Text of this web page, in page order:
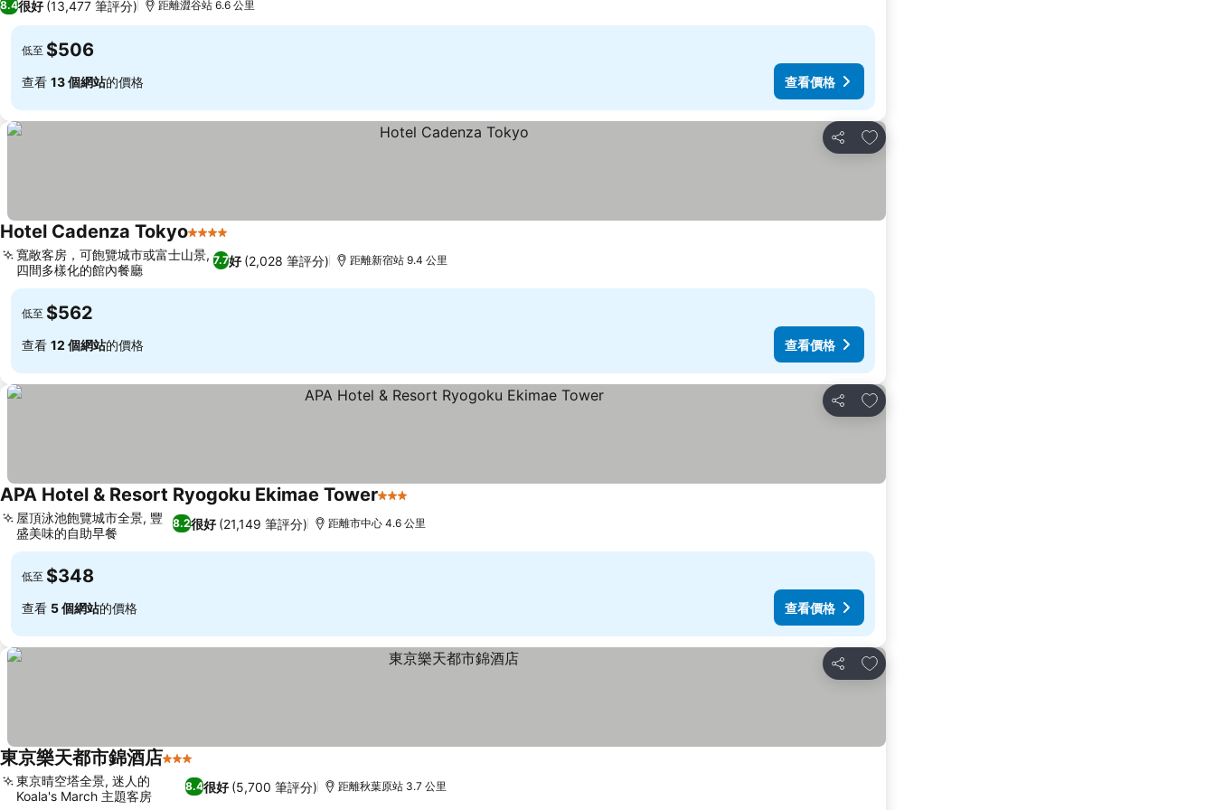
8.4很好 (13,477 筆評分) 距離澀谷站 6.6 公里
低至 $506
查看 13 個網站的價格 查看價格
分享
放到收藏夾
Hotel Cadenza Tokyo4 星級
7.7好 (2,028 筆評分)
寬敞客房，可飽覽城市或富士山景,
四間多樣化的館內餐廳
距離新宿站 9.4 公里
低至 $562
查看 12 個網站的價格 查看價格
分享
放到收藏夾
APA Hotel & Resort Ryogoku Ekimae Tower3 星級
8.2很好 (21,149 筆評分)
屋頂泳池飽覽城市全景, 豐
盛美味的自助早餐
距離市中心 4.6 公里
低至 $348
查看 5 個網站的價格 查看價格
分享
放到收藏夾
東京樂天都市錦酒店3 星級
8.4很好 (5,700 筆評分)
東京晴空塔全景, 迷人的
Koala's March 主題客房
距離秋葉原站 3.7 公里